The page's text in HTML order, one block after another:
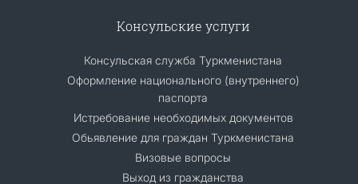
Консульские услуги
Консульская служба Туркменистана
Оформление национального (внутреннего)
паспорта
Истребование необходимых документов
Обьявление для граждан Туркменистана
Визовые вопросы
Выход из гражданства